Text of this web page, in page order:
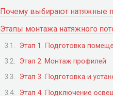
Почему выбирают натяжные
Этапы монтажа натяжного
Этап 1. Подготовка
Этап 2. Монтаж профилей
Этап 3. Подготовка и
Этап 4. Подключение